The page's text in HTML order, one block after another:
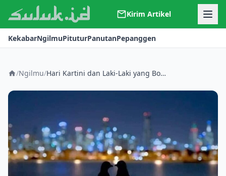
Kirim Artikel
Kerjasama
Kontak
KekabarNgilmuPituturPanutanPepanggen
/Ngilmu/ Hari Kartini dan Laki-Laki yang Boleh Menangis